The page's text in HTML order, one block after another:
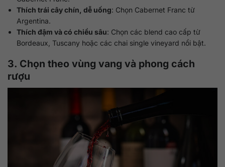
Thích trái cây chín, dễ uống: Chọn Cabernet Franc từ
Argentina.
Thích đậm và có chiều sâu: Chọn các blend cao cấp từ
Bordeaux, Tuscany hoặc các chai single vineyard nổi bật.
3. Chọn theo vùng vang và phong cách
rượu